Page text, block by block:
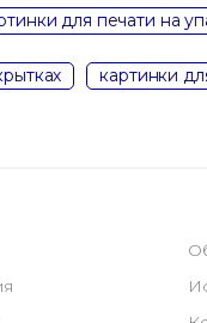
для печати на
картинки